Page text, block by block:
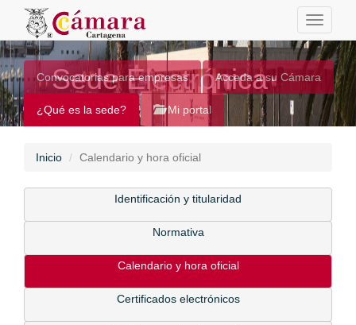
Toggle
Sede Electrónica
Convocatorias para empresas Acceda a su Cámara
¿Qué es la sede? Mi portal
Inicio Calendario y hora oficial
Identificación y titularidad
Normativa
Calendario y hora oficial
Certificados electrónicos